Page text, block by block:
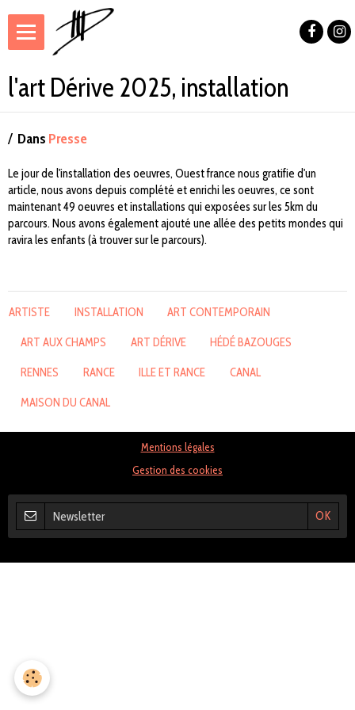
l'art Dérive 2025, installation
Dans Presse
Le jour de l'installation des oeuvres, Ouest france nous gratifie d'un
article, nous avons depuis complété et enrichi les oeuvres, ce sont
maintenant 49 oeuvres et installations qui exposées sur les 5km du
parcours. Nous avons également ajouté une allée des petits mondes qui
ravira les enfants (à trouver sur le parcours).
ARTISTE INSTALLATION ART CONTEMPORAIN
ART AUX CHAMPS ART DÉRIVE HÉDÉ BAZOUGES
RENNES RANCE ILLE ET RANCE CANAL
MAISON DU CANAL
Mentions légales
Gestion des cookies